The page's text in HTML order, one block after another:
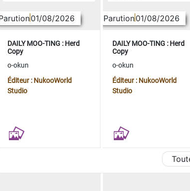
01/08/2026
DAILY MOO-TING : Herd
Copy
o-okun
Éditeur : NukooWorld
Studio
Parution01/08/2026
DAILY MOO-TING : Herd
Copy
o-okun
Éditeur : NukooWorld
Studio